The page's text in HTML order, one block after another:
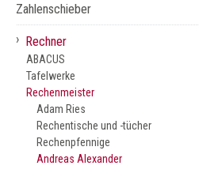
Zahlenschieber
› Rechner
ABACUS
Tafelwerke
Rechenmeister
Adam Ries
Rechentische und -tücher
Rechenpfennige
Andreas Alexander